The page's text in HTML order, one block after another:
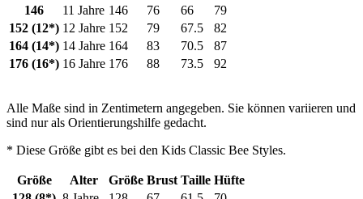
146
11 Jahre 146 76 66
79
152 (12*) 12 Jahre 152 79 67.5
82
164 (14*) 14 Jahre 164 83 70.5
87
176 (16*) 16 Jahre 176 88 73.5 92
Alle Maße sind in Zentimetern angegeben. Sie können variieren und
sind nur als Orientierungshilfe gedacht.
* Diese Größe gibt es bei den Kids Classic Bee Styles.
Größe Alter Größe Brust Taille Hüfte